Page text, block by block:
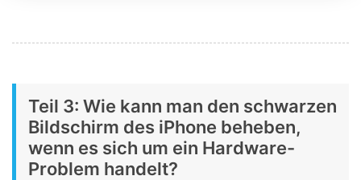
Teil 3: Wie kann man den schwarzen
Bildschirm des iPhone beheben,
wenn es sich um ein Hardware-
Problem handelt?